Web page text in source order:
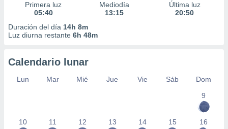
Primera luz
05:40
Mediodía
13:15
Última luz
20:50
Duración del día 14h 8m
Luz diurna restante 6h 48m
Calendario lunar
Lun Mar Mié Jue Vie Sáb
Dom
9
10 11 12 13 14 15 16